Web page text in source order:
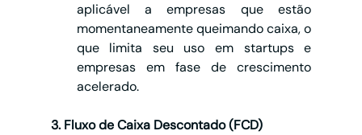
aplicável a empresas que estão
momentaneamente queimando caixa, o
que limita seu uso em startups e
empresas em fase de crescimento
acelerado.
3. Fluxo de Caixa Descontado (FCD)